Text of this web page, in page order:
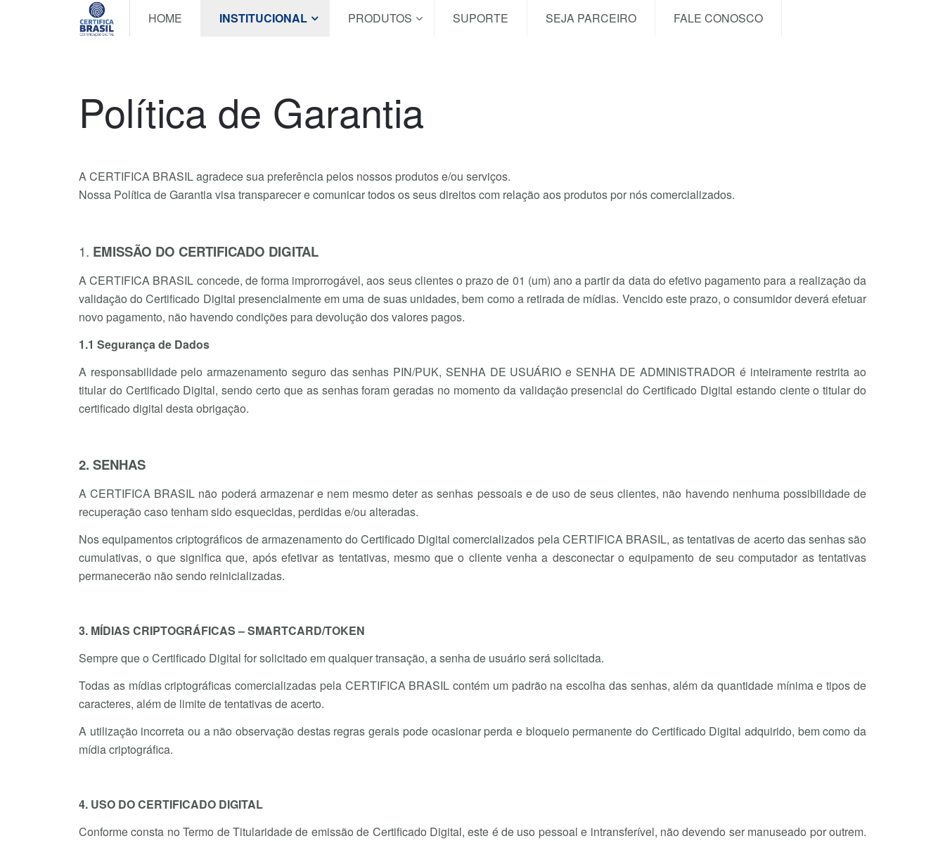
HOME INSTITUCIONAL PRODUTOS SUPORTE SEJA PARCEIRO FALE CONOSCO
Política de Garantia
A CERTIFICA BRASIL agradece sua preferência pelos nossos produtos e/ou serviços.
Nossa Política de Garantia visa transparecer e comunicar todos os seus direitos com relação aos produtos por nós comercializados.
1. EMISSÃO DO CERTIFICADO DIGITAL
A CERTIFICA BRASIL concede, de forma improrrogável, aos seus clientes o prazo de 01 (um) ano a partir da data do efetivo pagamento para a realização da
validação do Certificado Digital presencialmente em uma de suas unidades, bem como a retirada de mídias. Vencido este prazo, o consumidor deverá efetuar
novo pagamento, não havendo condições para devolução dos valores pagos.
1.1 Segurança de Dados
A responsabilidade pelo armazenamento seguro das senhas PIN/PUK, SENHA DE USUÁRIO e SENHA DE ADMINISTRADOR é inteiramente restrita ao
titular do Certificado Digital, sendo certo que as senhas foram geradas no momento da validação presencial do Certificado Digital estando ciente o titular do
certificado digital desta obrigação.
2. SENHAS
A CERTIFICA BRASIL não poderá armazenar e nem mesmo deter as senhas pessoais e de uso de seus clientes, não havendo nenhuma possibilidade de
recuperação caso tenham sido esquecidas, perdidas e/ou alteradas.
Nos equipamentos criptográficos de armazenamento do Certificado Digital comercializados pela CERTIFICA BRASIL, as tentativas de acerto das senhas são
cumulativas, o que significa que, após efetivar as tentativas, mesmo que o cliente venha a desconectar o equipamento de seu computador as tentativas
permanecerão não sendo reinicializadas.
3. MÍDIAS CRIPTOGRÁFICAS – SMARTCARD/TOKEN
Sempre que o Certificado Digital for solicitado em qualquer transação, a senha de usuário será solicitada.
Todas as mídias criptográficas comercializadas pela CERTIFICA BRASIL contém um padrão na escolha das senhas, além da quantidade mínima e tipos de
caracteres, além de limite de tentativas de acerto.
A utilização incorreta ou a não observação destas regras gerais pode ocasionar perda e bloqueio permanente do Certificado Digital adquirido, bem como da
mídia criptográfica.
4. USO DO CERTIFICADO DIGITAL
Conforme consta no Termo de Titularidade de emissão de Certificado Digital, este é de uso pessoal e intransferível, não devendo ser manuseado por outrem.